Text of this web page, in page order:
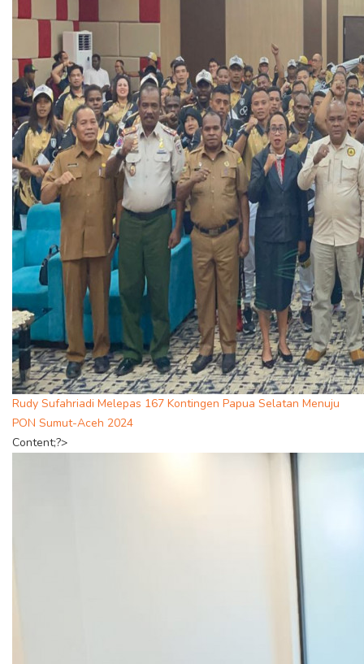
Rudy Sufahriadi Melepas 167 Kontingen Papua Selatan Menuju
PON Sumut-Aceh 2024
Content;?>